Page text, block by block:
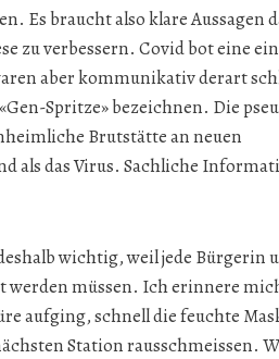
Es braucht also klare Aussagen
zu verbessern. Covid bot eine
aber kommunikativ derart
Spritze» bezeichnen. Die
Brutstätte an neuen
als das Virus. Sachliche
wichtig, weil jede Bürgerin
werden müssen. Ich erinnere
aufging, schnell die feuchte
Station rausschmeissen.